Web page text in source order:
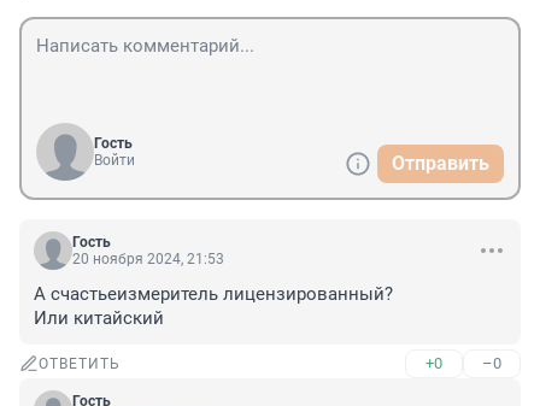
Гость
Войти
Отправить
Гость
20 ноября 2024, 21:53
А счастьеизмеритель лицензированный?
Или китайский
ОТВЕТИТЬ +0 –0
Гость